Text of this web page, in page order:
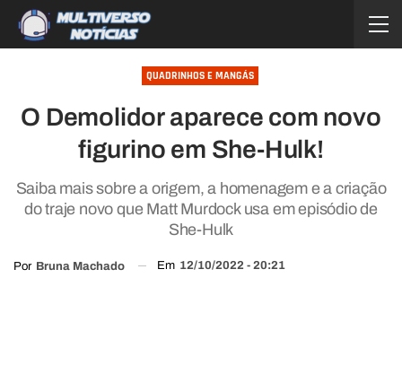
QUADRINHOS E MANGÁS
O Demolidor aparece com novo
figurino em She-Hulk!
Saiba mais sobre a origem, a homenagem e a criação
do traje novo que Matt Murdock usa em episódio de
She-Hulk
Por Bruna Machado Em 12/10/2022 - 20:21